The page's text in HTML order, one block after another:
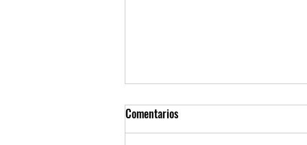
Comentarios